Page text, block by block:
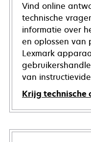
Vind online
technische
informatie over
en oplossen van
Lexmark
van
Krijg technische
opens
in